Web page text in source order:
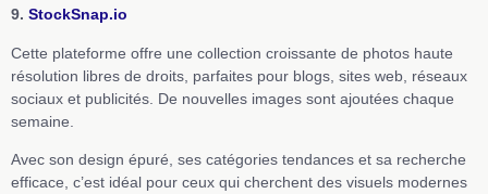
9. StockSnap.io
Cette plateforme offre une collection croissante de photos haute
résolution libres de droits, parfaites pour blogs, sites web, réseaux
sociaux et publicités. De nouvelles images sont ajoutées chaque
semaine.
Avec son design épuré, ses catégories tendances et sa recherche
efficace, c’est idéal pour ceux qui cherchent des visuels modernes